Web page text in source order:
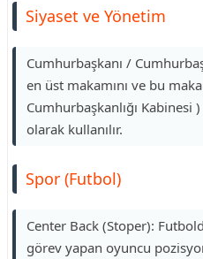
Siyaset ve Yönetim
Cumhurbaşkanı /
en üst makamını ve bu
Cumhurbaşkanlığı Kabinesi
olarak kullanılır.
Spor (Futbol)
Center Back (Stoper):
görev yapan oyuncu